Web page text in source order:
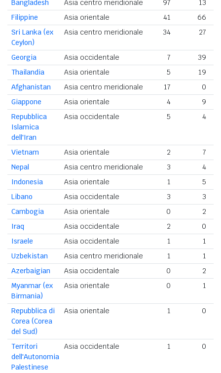
Bangladesh
Asia centro meridionale 97
13
Filippine
Asia orientale 41
66
Sri Lanka (ex
Ceylon)
Asia centro meridionale 34 27
Georgia Asia occidentale 7
39
Thailandia
Asia orientale 5
19
Afghanistan
Asia centro meridionale 17
0
Giappone
Asia orientale 4
9
Repubblica
Islamica
dell'Iran
Asia occidentale 5 4
Vietnam Asia orientale 2
7
Nepal
Asia centro meridionale 3
4
Indonesia
Asia orientale 1
5
Libano
Asia occidentale 3
3
Cambogia
Asia orientale 0
2
Iraq
Asia occidentale 2
0
Israele
Asia occidentale 1
1
Uzbekistan
Asia centro meridionale 1
1
Azerbaigian
Asia occidentale 0
2
Myanmar (ex
Birmania)
Asia orientale 0 1
Repubblica di
Corea (Corea
del Sud)
Asia orientale 1 0
Territori
dell'Autonomia
Palestinese
Asia occidentale 1 0